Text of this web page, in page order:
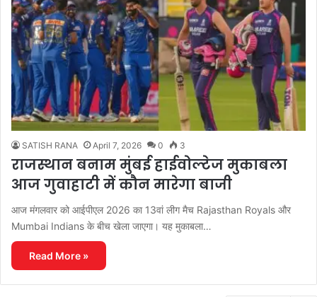
SATISH RANA April 7, 2026 0 3
राजस्थान बनाम मुंबई हाईवोल्टेज मुकाबला
आज गुवाहाटी में कौन मारेगा बाजी
आज मंगलवार को आईपीएल 2026 का 13वां लीग मैच Rajasthan Royals और
Mumbai Indians के बीच खेला जाएगा। यह मुकाबला…
Read More »